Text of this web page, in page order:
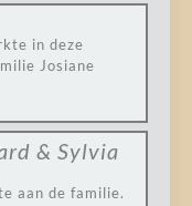
in deze
Josiane
& Sylvia
aan de familie.